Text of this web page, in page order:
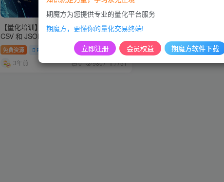
【量化培训】第四十二节：Pandas 与
CSV 和 JSON 格式
免费资源 Python基础
3年前 0 9807 751
期魔方为您提供专业的量化平台服务
期魔方，更懂你的量化交易终端!
立即注册 会员权益 期魔方软件下载